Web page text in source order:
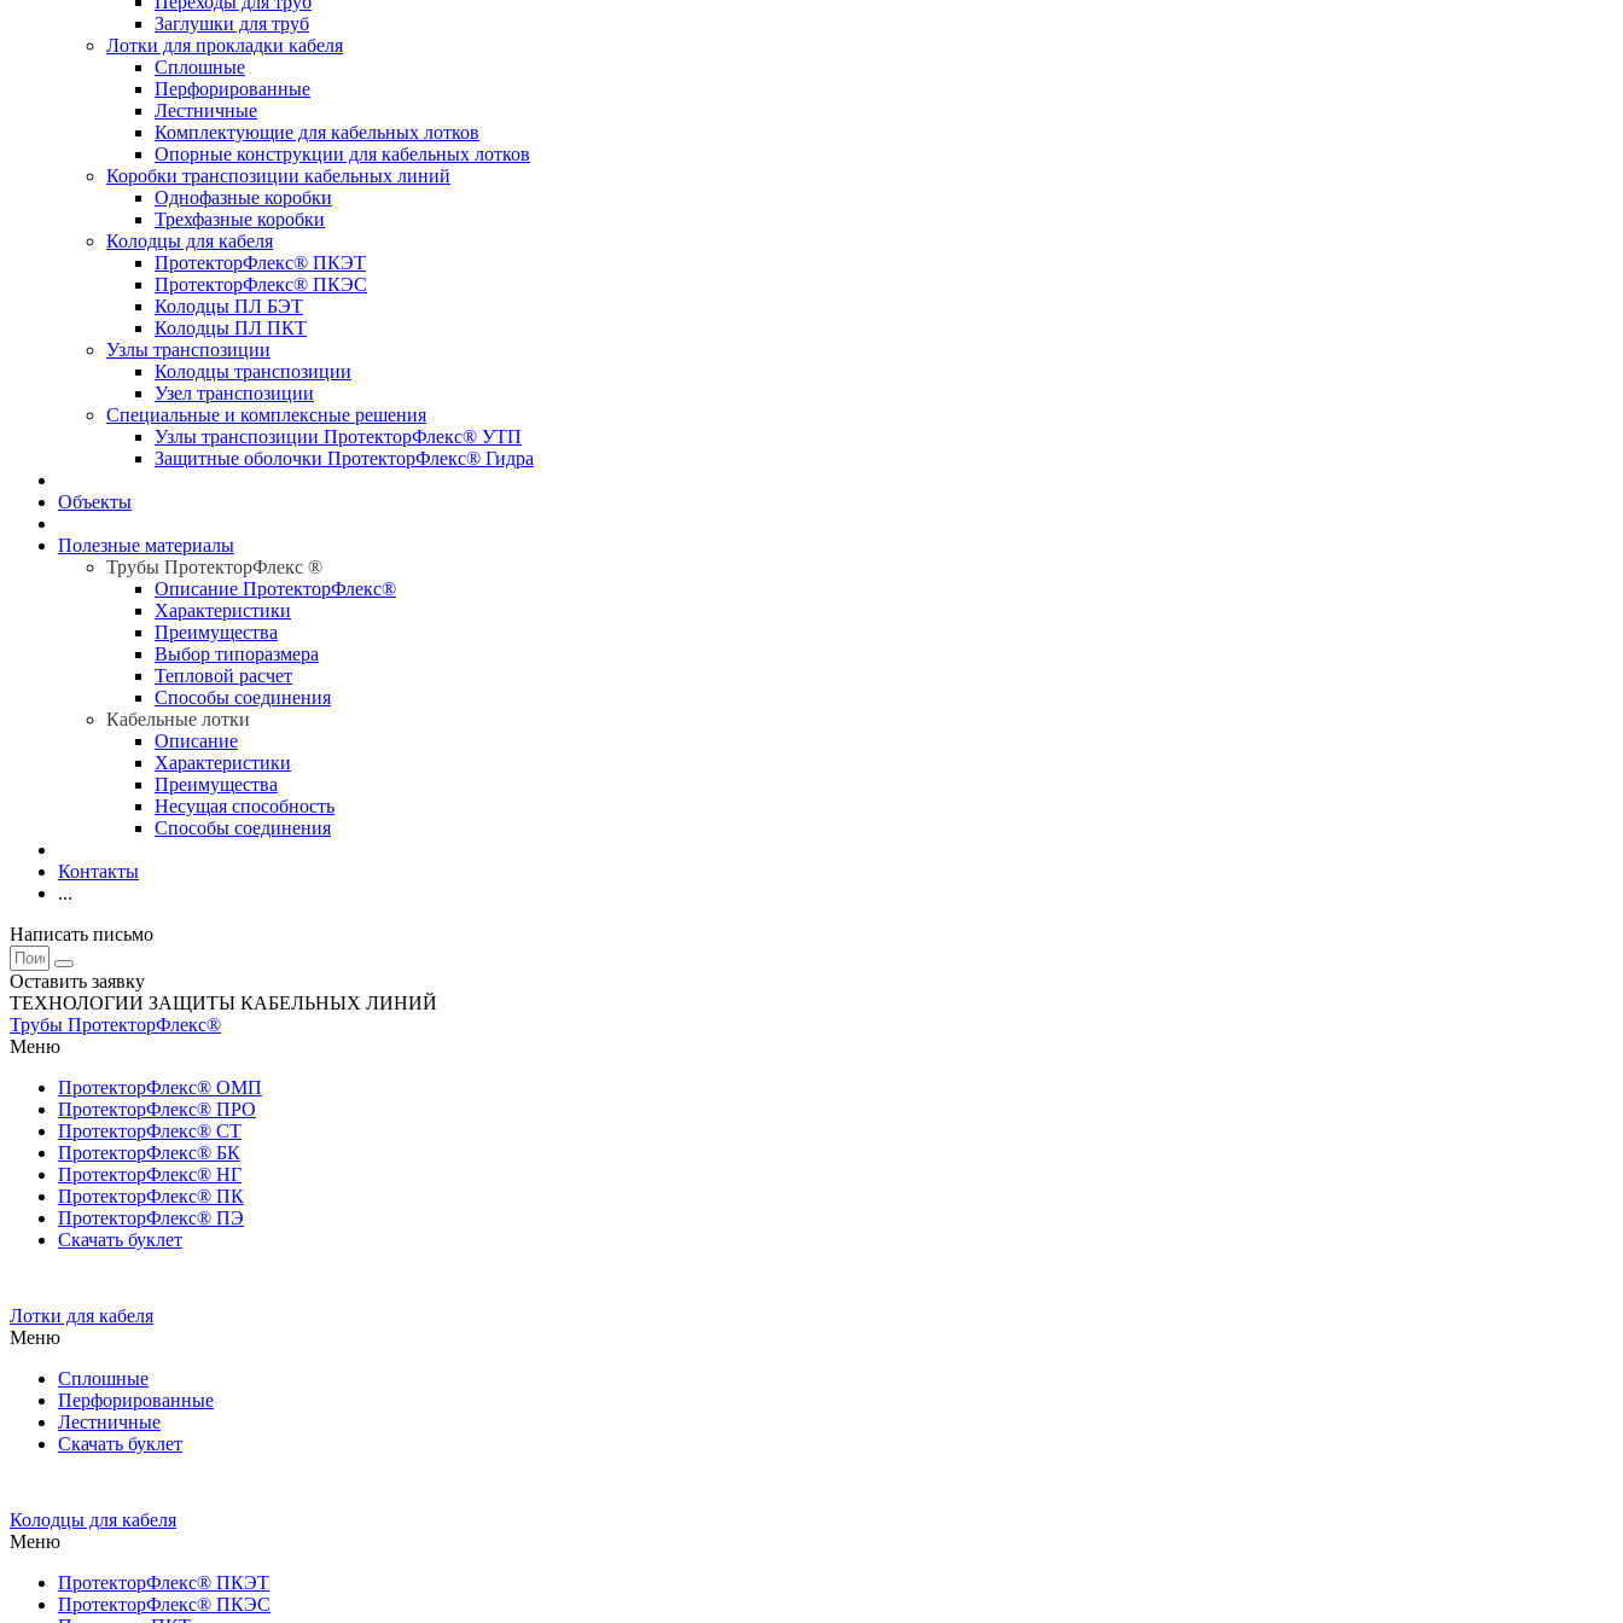
Заглушки для труб
Лотки для прокладки кабеля
Сплошные
Перфорированные
Лестничные
Комплектующие для кабельных лотков
Опорные конструкции для кабельных лотков
Коробки транспозиции кабельных линий
Однофазные коробки
Трехфазные коробки
Колодцы для кабеля
ПротекторФлекс® ПКЭТ
ПротекторФлекс® ПКЭС
Колодцы ПЛ БЭТ
Колодцы ПЛ ПКТ
Узлы транспозиции
Колодцы транспозиции
Узел транспозиции
Специальные и комплексные решения
Узлы транспозиции ПротекторФлекс® УТП
Защитные оболочки ПротекторФлекс® Гидра
Объекты
Полезные материалы
Трубы ПротекторФлекс ®
Описание ПротекторФлекс®
Характеристики
Преимущества
Выбор типоразмера
Тепловой расчет
Способы соединения
Кабельные лотки
Описание
Характеристики
Преимущества
Несущая способность
Способы соединения
Контакты
...
Написать письмо
Оставить заявку
ТЕХНОЛОГИИ ЗАЩИТЫ КАБЕЛЬНЫХ ЛИНИЙ
Трубы ПротекторФлекс®
Меню
ПротекторФлекс® ОМП
ПротекторФлекс® ПРО
ПротекторФлекс® СТ
ПротекторФлекс® БК
ПротекторФлекс® НГ
ПротекторФлекс® ПК
ПротекторФлекс® ПЭ
Скачать буклет
Лотки для кабеля
Меню
Сплошные
Перфорированные
Лестничные
Скачать буклет
Колодцы для кабеля
Меню
ПротекторФлекс® ПКЭТ
ПротекторФлекс® ПКЭС